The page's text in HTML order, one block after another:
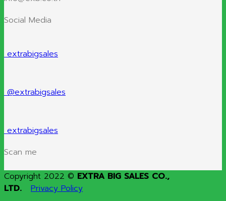
Social Media
extrabigsales
@extrabigsales
extrabigsales
Scan me
Copyright 2022 © EXTRA BIG SALES CO.,
LTD.
Privacy Policy